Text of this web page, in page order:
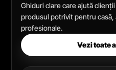
Ghiduri clare care ajută
produsul potrivit pentru casă,
profesionale.
Vezi toate